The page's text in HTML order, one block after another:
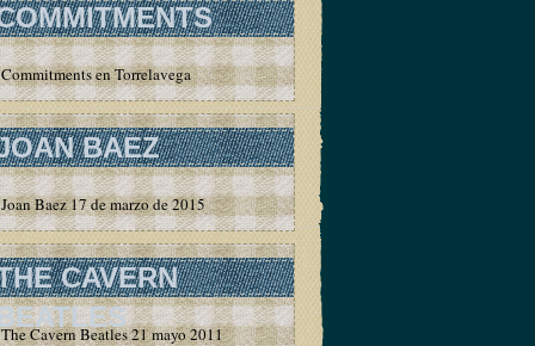
Commitments en Torrelavega
BAEZ
Joan Baez 17 de marzo de 2015
CAVERN
The Cavern Beatles 21 mayo 2011